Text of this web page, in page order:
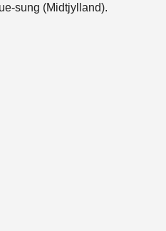
sung (Midtjylland).